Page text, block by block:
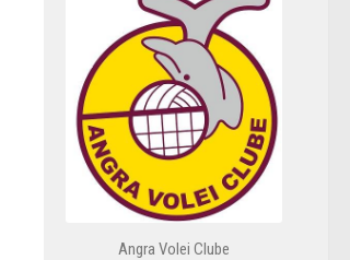
Angra Volei Clube